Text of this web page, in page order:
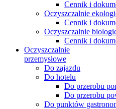
Cennik i
Oczyszczalnie
Cennik i
Oczyszczalnie
Cennik i
Oczyszczalnie
przemysłowe
Do zajazdu
Do hotelu
Do przerobu
Do przerobu
Do punktów